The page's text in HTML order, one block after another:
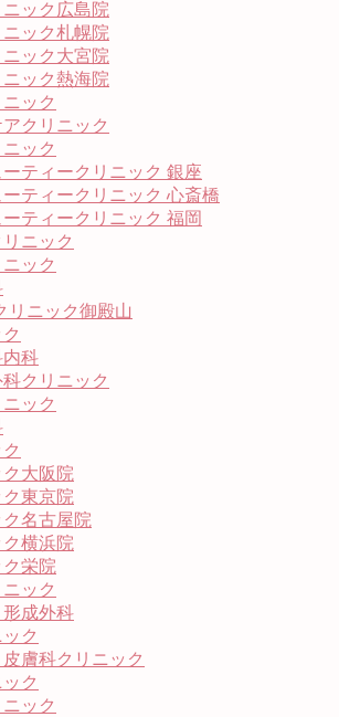
ック広島院
ック札幌院
ック大宮院
ック熱海院
ック
クリニック
ック
ティークリニック 銀座
ティークリニック 心斎橋
ティークリニック 福岡
ニック
ック
リニック御殿山
内科
クリニック
ック
大阪院
東京院
名古屋院
横浜院
栄院
ック
成外科
ク
膚科クリニック
ク
ック